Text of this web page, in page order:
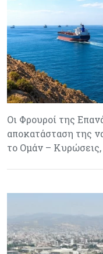
Οι Φρουροί της
αποκατάσταση της
το Ομάν –